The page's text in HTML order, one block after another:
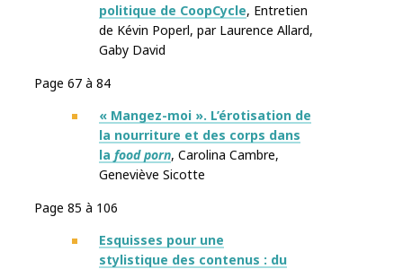
politique de CoopCycle, Entretien
de Kévin Poperl, par Laurence Allard,
Gaby David
Page 67 à 84
« Mangez-moi ». L’érotisation de
la nourriture et des corps dans
la food porn, Carolina Cambre,
Geneviève Sicotte
Page 85 à 106
Esquisses pour une
stylistique des contenus : du